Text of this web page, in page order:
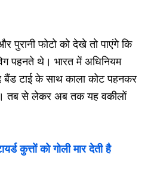
पुरानी फोटो को देखे तो पाएंगे कि
पहनते थे। भारत में अधिनियम
टाई के साथ काला कोट पहनकर
तब से लेकर अब तक यह वकीलों
कुत्तों को गोली मार देती है